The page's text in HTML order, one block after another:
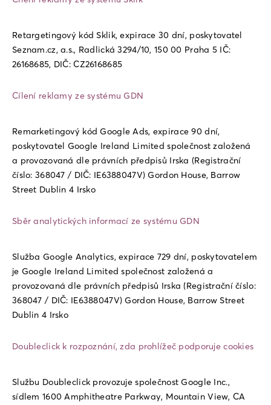
Retargetingový kód Sklik, expirace 30 dní, poskytovatel
Seznam.cz, a.s., Radlická 3294/10, 150 00 Praha 5 IČ:
26168685, DIČ: CZ26168685
Cílení reklamy ze systému GDN
Remarketingový kód Google Ads, expirace 90 dní,
poskytovatel Google Ireland Limited společnost založená
a provozovaná dle právních předpisů Irska (Registrační
číslo: 368047 / DIČ: IE6388047V) Gordon House, Barrow
Street Dublin 4 Irsko
Sběr analytických informací ze systému GDN
Služba Google Analytics, expirace 729 dní, poskytovatelem
je Google Ireland Limited společnost založená a
provozovaná dle právních předpisů Irska (Registrační číslo:
368047 / DIČ: IE6388047V) Gordon House, Barrow Street
Dublin 4 Irsko
Doubleclick k rozpoznání, zda prohlížeč podporuje cookies
Službu Doubleclick provozuje společnost Google Inc.,
sídlem 1600 Amphitheatre Parkway, Mountain View, CA